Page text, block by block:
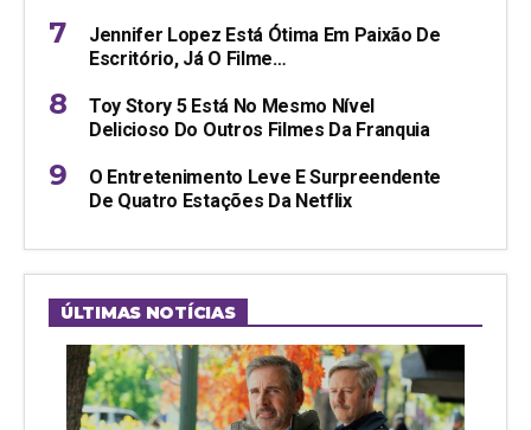
Jennifer Lopez Está Ótima Em Paixão De
Escritório, Já O Filme…
Toy Story 5 Está No Mesmo Nível
Delicioso Do Outros Filmes Da Franquia
O Entretenimento Leve E Surpreendente
De Quatro Estações Da Netflix
ÚLTIMAS NOTÍCIAS